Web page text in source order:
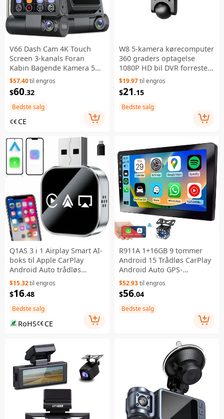
V66 Dash Cam 4K Touch
Screen 3-kanals Foran
Kabin Bagende Kamera 5
GHz WiFi GPS ADAS
Nattesyn Bil DVR - Sort
$57.40til engros
$60.32
Bedste salg
CE
W8 5-kamera kørecomputer
360 graders optagelse
1080P HD bil DVR forreste
og bagerste indvendige
sidevisning
parkeringsmonitor
$19.97til engros
$21 .15
Bedste salg
Q1AS 3 i 1 Airplay Smart AI-
boks til Apple CarPlay
Android Auto trådløs
adapter - Sølv
$15.32til engros
$16.48
Bedste salg
RoHS CE
R911A 1+16GB 9 tommer
Android 15 Trådløs CarPlay
Android Auto GPS-
navigationsskærm med 12-
LED-back-upkamera
$52.93til engros
$56.04
Bedste salg